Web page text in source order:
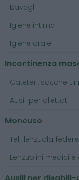
Bavagli
Igiene intima
Igiene orale
Incontinenza
Cateteri, sacche
Ausili per allettati
Monouso
Teli, lenzuola,
Lenzuolini medici